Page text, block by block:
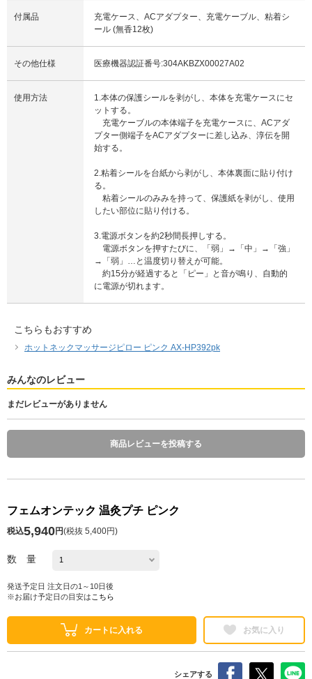
付属品
充電ケース、ACアダプター、充電ケーブル、粘着シ
ール (無香12枚)
その他仕様 医療機器認証番号:304AKBZX00027A02
使用方法
1.本体の保護シールを剥がし、本体を充電ケースにセ
ットする。
充電ケーブルの本体端子を充電ケースに、ACアダ
プター側端子をACアダプターに差し込み、淳伝を開
始する。
2.粘着シールを台紙から剥がし、本体裏面に貼り付け
る。
粘着シールのみみを持って、保護紙を剥がし、使用
したい部位に貼り付ける。
3.電源ボタンを約2秒間長押しする。
電源ボタンを押すたびに、「弱」→「中」→「強」
→「弱」…と温度切り替えが可能。
約15分が経過すると「ピー」と音が鳴り、自動的
に電源が切れます。
こちらもおすすめ
ホットネックマッサージピロー ピンク AX-HP392pk
みんなのレビュー
まだレビューがありません
商品レビューを投稿する
フェムオンテック 温灸プチ ピンク
税込5,940円(税抜 5,400円)
数 量
発送予定日 注文日の1～10日後
※お届け予定日の目安は こちら
カートに入れる お気に入り
シェアする